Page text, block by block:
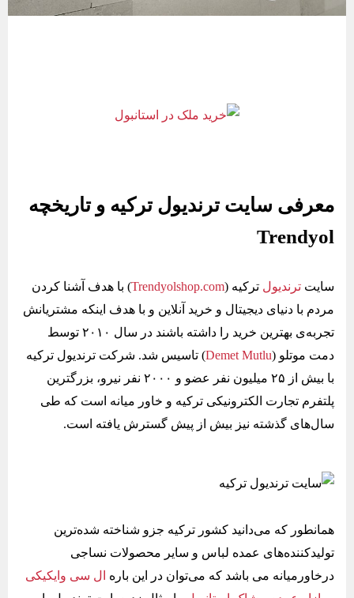
معرفی سایت ترندیول ترکیه و تاریخچه
Trendyol
سایت ترندیول ترکیه (Trendyolshop.com) با هدف آشنا کردن
مردم با دنیای دیجیتال و خرید آنلاین و با هدف اینکه مشتریانش
تجربه‌ی بهترین خرید را داشته باشند در سال ۲۰۱۰ توسط
دمت موتلو (Demet Mutlu) تاسیس شد. شرکت ترندیول ترکیه
با بیش از ۲۵ میلیون نفر عضو و ۲۰۰۰ نفر نیرو، بزرگترین
پلتفرم تجارت الکترونیکی ترکیه و خاور میانه است که طی
سال‌های گذشته نیز بیش از پیش گسترش یافته است.
همانطور که می‌دانید کشور ترکیه جزو شناخته شده‌ترین
تولیدکننده‌های عمده لباس و سایر محصولات نساجی
درخاورمیانه می باشد که می‌توان در این باره ال سی وایکیکی